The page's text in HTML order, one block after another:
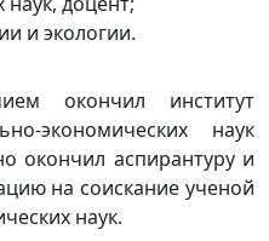
и экологии.
окончил институт
экономических наук
окончил аспирантуру и
на соискание ученой
наук.